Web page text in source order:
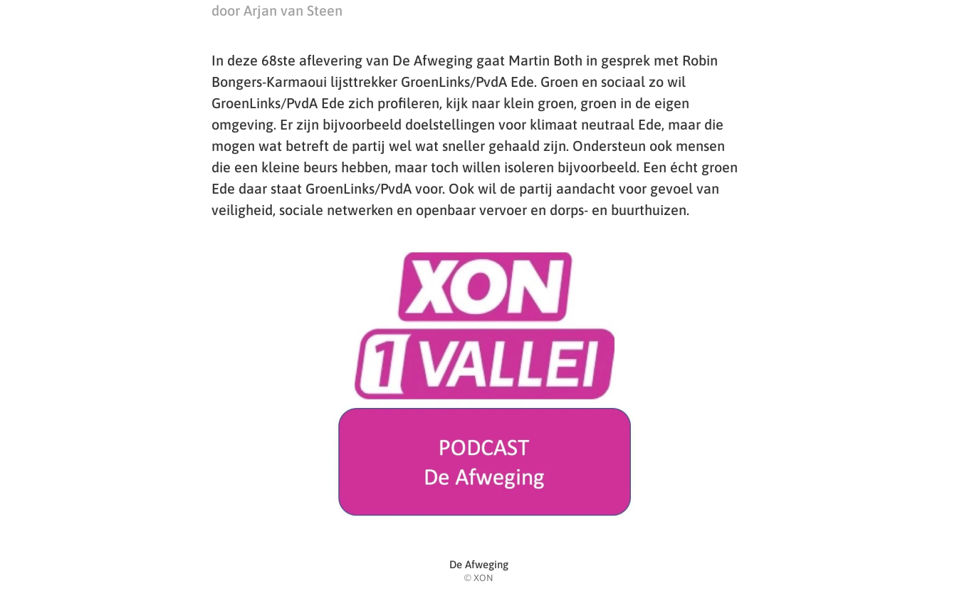
door Arjan van Steen
In deze 68ste aflevering van De Afweging gaat Martin Both in gesprek met Robin
Bongers-Karmaoui lijsttrekker GroenLinks/PvdA Ede. Groen en sociaal zo wil
GroenLinks/PvdA Ede zich profileren, kijk naar klein groen, groen in de eigen
omgeving. Er zijn bijvoorbeeld doelstellingen voor klimaat neutraal Ede, maar die
mogen wat betreft de partij wel wat sneller gehaald zijn. Ondersteun ook mensen
die een kleine beurs hebben, maar toch willen isoleren bijvoorbeeld. Een écht groen
Ede daar staat GroenLinks/PvdA voor. Ook wil de partij aandacht voor gevoel van
veiligheid, sociale netwerken en openbaar vervoer en dorps- en buurthuizen.
De Afweging
© XON